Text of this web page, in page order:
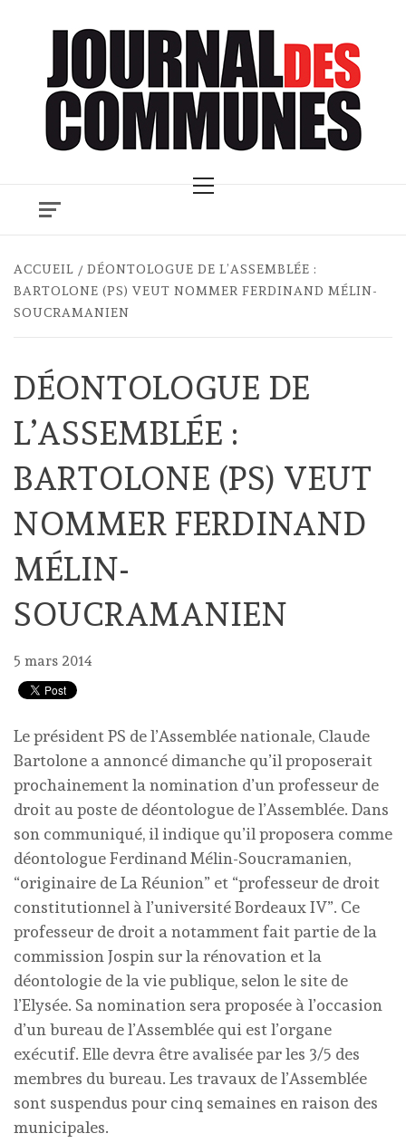
Menu
ACCUEIL
DÉONTOLOGUE DE L’ASSEMBLÉE :
BARTOLONE (PS) VEUT NOMMER FERDINAND MÉLIN-
SOUCRAMANIEN
DÉONTOLOGUE DE
L’ASSEMBLÉE :
BARTOLONE (PS) VEUT
NOMMER FERDINAND
MÉLIN-
SOUCRAMANIEN
5 mars 2014
Le président PS de l’Assemblée nationale, Claude
Bartolone a annoncé dimanche qu’il proposerait
prochainement la nomination d’un professeur de
droit au poste de déontologue de l’Assemblée. Dans
son communiqué, il indique qu’il proposera comme
déontologue Ferdinand Mélin-Soucramanien,
“originaire de La Réunion” et “professeur de droit
constitutionnel à l’université Bordeaux IV”. Ce
professeur de droit a notamment fait partie de la
commission Jospin sur la rénovation et la
déontologie de la vie publique, selon le site de
l’Elysée. Sa nomination sera proposée à l’occasion
d’un bureau de l’Assemblée qui est l’organe
exécutif. Elle devra être avalisée par les 3/5 des
membres du bureau. Les travaux de l’Assemblée
sont suspendus pour cinq semaines en raison des
municipales.